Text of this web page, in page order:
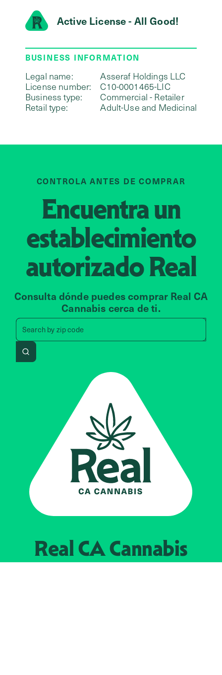
Active License - All Good!
BUSINESS INFORMATION
Legal name:
Asseraf Holdings LLC
License number:
C10-0001465-LIC
Business type:
Commercial - Retailer
Retail type:
Adult-Use and Medicinal
CONTROLA ANTES DE COMPRAR
Encuentra un
establecimiento
autorizadoReal
Consulta dónde puedes comprar Real CA
Cannabis cerca de ti.
Search byzip code
Search by zip code, address,
Search
Real CACannabis